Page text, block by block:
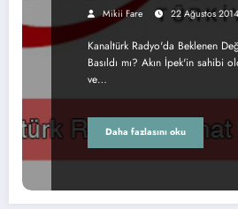
Mikii Fare 22 Ağustos 2014
Kanaltürk Radyo'da Beklenen
Basıldı mı? Akın İpek'in sahibi
ve…
Daha fazlasını oku